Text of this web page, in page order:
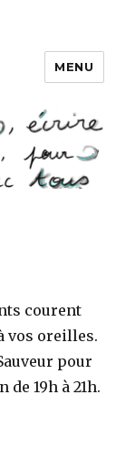
MENU
courent
vos oreilles.
pour
19h à 21h.